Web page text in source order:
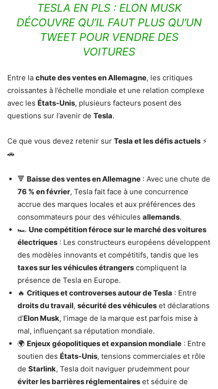
TESLA EN PLS : ELON MUSK
DÉCOUVRE QU’IL FAUT PLUS QU’UN
TWEET POUR VENDRE DES
VOITURES
Entre la chute des ventes en Allemagne, les critiques
croissantes à l’échelle mondiale et une relation complexe
avec les États-Unis, plusieurs facteurs posent des
questions sur l’avenir de Tesla.
Ce que vous devez retenir sur Tesla et les défis actuels ⚡
🚗
🔻 Baisse des ventes en Allemagne : Avec une chute de
76 % en février, Tesla fait face à une concurrence
accrue des marques locales et aux préférences des
consommateurs pour des véhicules allemands.
🏎️ Une compétition féroce sur le marché des voitures
électriques : Les constructeurs européens développent
des modèles innovants et compétitifs, tandis que les
taxes sur les véhicules étrangers compliquent la
présence de Tesla en Europe.
🔥 Critiques et controverses autour de Tesla : Entre
droits du travail, sécurité des véhicules et déclarations
d’Elon Musk, l’image de la marque est parfois mise à
mal, influençant sa réputation mondiale.
🌍 Enjeux géopolitiques et expansion mondiale : Entre
soutien des États-Unis, tensions commerciales et rôle
de Starlink, Tesla doit naviguer prudemment pour
éviter les barrières réglementaires et séduire de